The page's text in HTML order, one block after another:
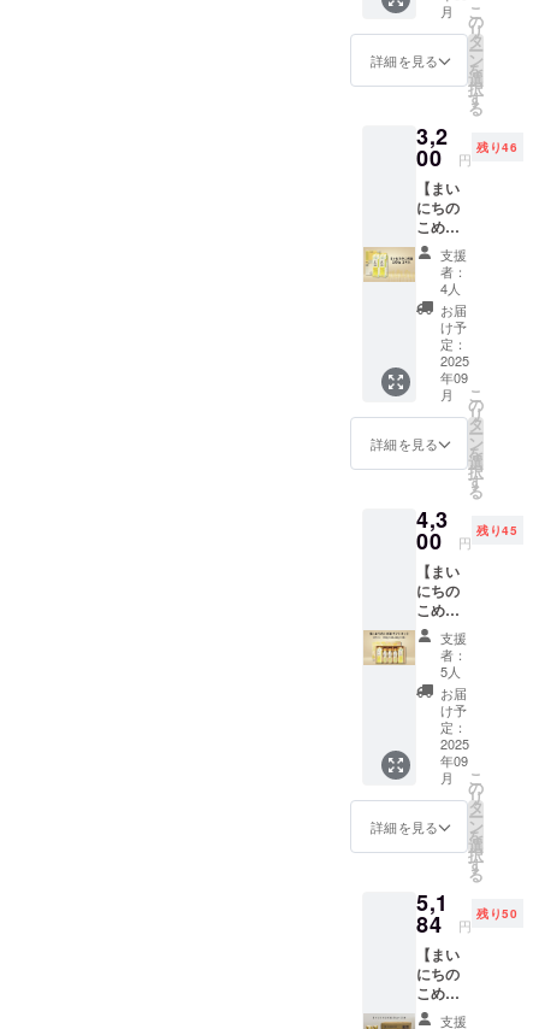
意」と
ご記載
い。
ことが
難しく
おりま
す。 ご
際には
アレル
ゲン含
有リス
クにつ
いてあ
らかじ
めご了
承いた
だき、
必ず備
考欄に
「同
意」と
ご記載
い。
ており
ません
レルゲ
ン28品
他製品
と同じ
製造設
備を用
いて製
造され
ており
ます。
そのた
めアレ
ルゲン
含有を
完全に
は防ぐ
ことが
なって
おりま
ただく
際には
アレル
ゲン含
有リス
クにつ
いてあ
らかじ
めご了
承いた
だき、
必ず備
考欄に
「同
意」と
くださ
い
書きを
ご確認
くださ
含有リ
スクに
関する
「同
意」の
お願い
＞ 本製
品は原
材料に
アレル
ゲン28
品目を
使用し
ており
ません
レルゲ
ン28品
他製品
と同じ
製造設
備を用
いて製
造され
ており
ます。
そのた
めアレ
ルゲン
含有を
完全に
は防ぐ
ことが
なって
おりま
ただく
際には
アレル
ゲン含
有リス
クにつ
いてあ
材料に
含まれ
るアレ
目
中）：
使用し
ていま
せん 本
製品は
小麦・
そば・
卵・
乳・
アーモ
ンド・
オレン
ジ・キ
ウイフ
ルー
ツ・ご
もも・
りん
ご・ゼ
ラチン
を含む
製品と
共通の
設備で
製造し
ていま
す。
「原材
料及び
添加物
等の食
はお届
け商品
記され
ます。
商品開
封前に
は必ず
お届け
のリ
イ）、
砂糖、
ブドウ
糖、こ
め油、
（米
（国
産））
、有機
ココア
※本製品
（2種）
につい
て ・原
材料に
含まれ
るアレ
ルギー
物質
（28品
目
中）：
製品は
小麦・
そば・
卵・
乳・
アーモ
ンド・
オレン
ジ・キ
ウイフ
ルー
ツ・ご
ま・大
豆・バ
ナナ・
もも・
りん
製品と
共通の
設備で
製造し
ていま
す。
「原材
味）」
・サイ
ズ：約
フタ直
7.5cm
、カッ
プ高さ5
ｃｍ ・
重量：
約
100g（
約90ml)
・保存
方法：
－18℃
以下・
原材
料、主
原料の
原産
地：コ
コナッ
ツミル
イ）、
砂糖、
ブドウ
糖、こ
め油、
米粉
（米
（国
産））
、有機
ココア
※本製品
（2種）
につい
て ・原
材料に
含まれ
（28品
目
中）：
使用し
ていま
せん 本
製品は
び高温
多湿の
場所を
避け常
温で保
くださ
い。 ・
消費期
限もし
くは賞
味期
限：製
造日か
ら約3ヶ
月 ・原
材料、
主原料
の原産
地：さ
つまい
も（国
産）、
うるち
米、食
か、こ
め油 ・
添加物
なし ・
アレル
ゲン28
品目に
ついて
アレル
ゲン不
使用
※本製品
はくる
み・小
麦・
卵・
乳・
アーモ
ンド・
ジ・キ
ウイフ
ルー
ツ・ご
ま・大
豆・も
も・り
暗所で
保存し
さい。
・消費
しくは
賞味期
限：製
造日か
ら約6ヶ
月 ・原
材料、
主原料
の原産
地：玄
米（山
形県
産）、
馬鈴薯
デンプ
ン ・添
加物表
示、ア
レル
示：ー
「原材
料及び
添加物
等の食
品表示
はお届
け商品
のラベ
ルに表
記され
ます。
商品開
封前に
は必ず
お届け
のリ
ターン
に貼付
ラベル
や注意
書きを
ご確認
くださ
い。」
ら選択
できま
す。 １
28品目
不使用
食品へ
の取組
につい
て三和
油脂㈱
を応援
してい
ま
す！」
２「〇
〇は米
の消費
拡大へ
の取組
につい
してい
ま
す！」
◎支援
時、備
考欄に
「社名
または
団体
名」と
ご希望
「メッ
セー
ジ」を
上、ご
記載く
稿後1週
間定休
日を除
く毎
日、ス
トー
リー投
材はこ
め油製
造時の
分を原
料とし
て作ら
れたク
レヨ
ン、
キット
パスに
限定さ
せても
らいま
す。 展
示期間
は製作
期間と
合わせ
て一ヶ
て、完
成時に
外から
絵を撮
影させ
てもら
い、写
真をイ
ンスタ
グラム
に投稿
しま
す。 そ
の後1週
間（定
除
く）、
ンスタ
グラム
公式ア
カウン
トより
ストー
リー投
ル付
き】 三
和油脂
株式会
社の人
品、圧
搾法で
の搾油
後の米
ぬかを
殺菌・
粉砕し
食べや
すく香
ばしい
パウ
ダーに
加工し
た健康
食品の
ハイブ
レフで
する
チャッ
ク付き
パウチ
袋に約
１ヶ月
分の
200gを
包装し
た商品
「まい
にち食
べるハ
イブレ
フ」2袋
を提供
しま
弊社人
気商品
まいに
ちのこ
め油の
紙パッ
クの豆
月
詳細を見る
こ
の
リ
タ
ー
ン
を
選
択
す
る
3,2
00 円
残り46
【まい
にちの
こめ油
1500ｇ
×2本入
☆まい
こめ豆
シール
付】 三
和油脂
株式会
社の人
気商品
です。
紙パッ
クに
こめ油
1500ｇ
本を化
粧箱に
詰めた
ギフト
セット
を提供
しま
す。 三
和油脂
㈱の人
気商
品、ま
いにち
のこめ
油の紙
豆シー
ル10枚
がおま
けとし
て付き
ます ・
サイ
支援
者：
4人
お届
け予
定：
2025
年09
月
詳細を見る
こ
の
リ
タ
ー
ン
を
選
択
す
る
4,3
00 円
残り45
【まい
にちの
こめ油
ギフト
MK5-
31☆ま
いこめ
豆シー
ル付
き】 三
和油脂
株式会
社の人
気商
品、紙
パック
たこめ
油
900g2
本と油
が空気
に触れ
ない押
支援
者：
5人
お届
け予
定：
2025
年09
月
詳細を見る
こ
の
リ
タ
ー
ン
を
選
択
す
る
5,1
84 円
残り50
【まい
にちの
こめ油
180g×1
支援